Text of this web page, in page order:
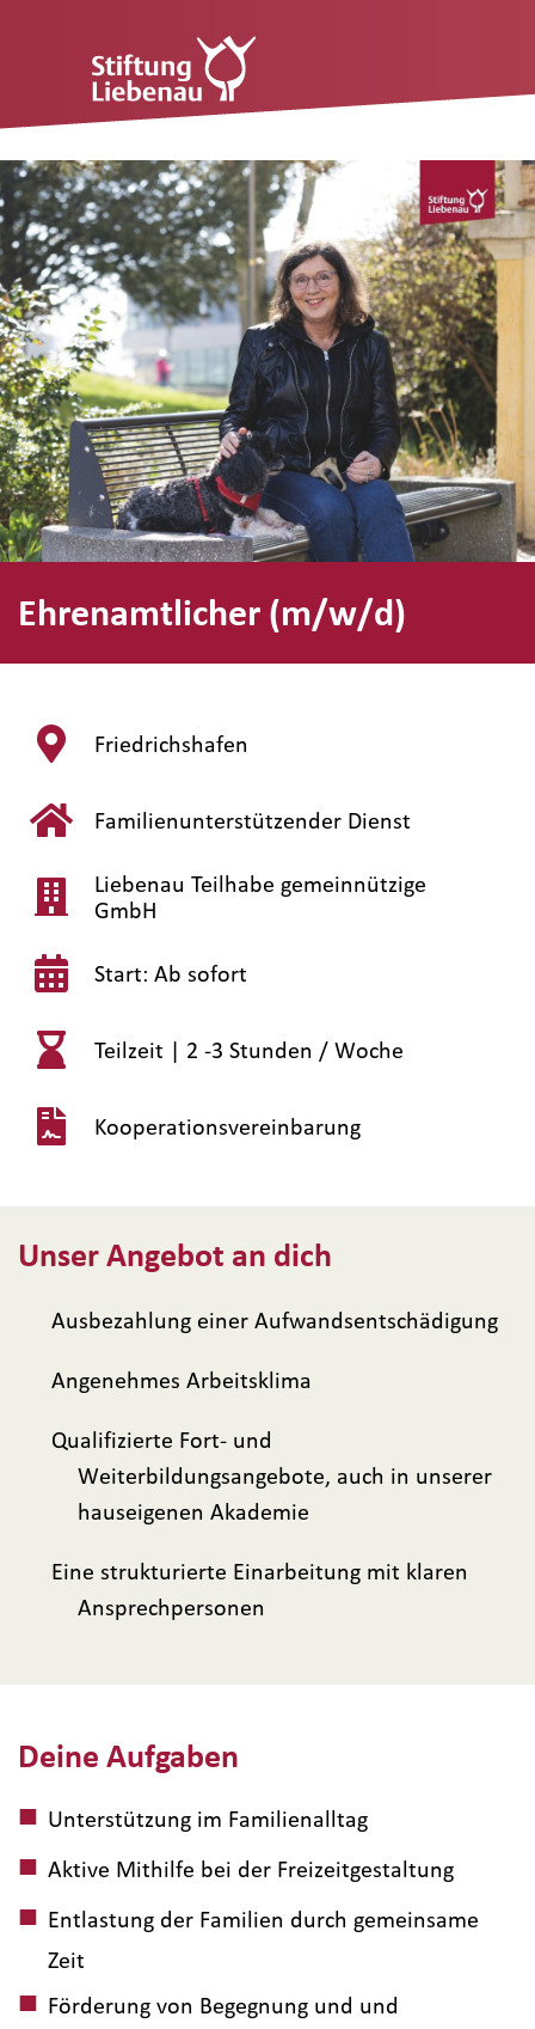
Ehrenamtlicher (m/w/d)
Friedrichshafen
Familienunterstützender Dienst
Liebenau Teilhabe gemeinnützige
GmbH
Start: Ab sofort
Teilzeit | 2 -3 Stunden / Woche
Kooperationsvereinbarung
Deine Aufgaben
Unterstützung im Familienalltag
Aktive Mithilfe bei der Freizeitgestaltung
Entlastung der Familien durch gemeinsame
Zeit
Förderung von Begegnung und und
Unser Angebot an dich
Ausbezahlung einer Aufwandsentschädigung
Angenehmes Arbeitsklima
Qualifizierte Fort- und
Weiterbildungsangebote, auch in unserer
hauseigenen Akademie
Eine strukturierte Einarbeitung mit klaren
Ansprechpersonen